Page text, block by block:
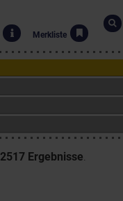
Merkliste
2517 Ergebnisse.